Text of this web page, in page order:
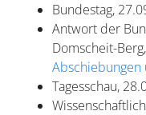
Bundestag,
Antwort der
Domscheit-
Abschiebungen
Tagesschau,